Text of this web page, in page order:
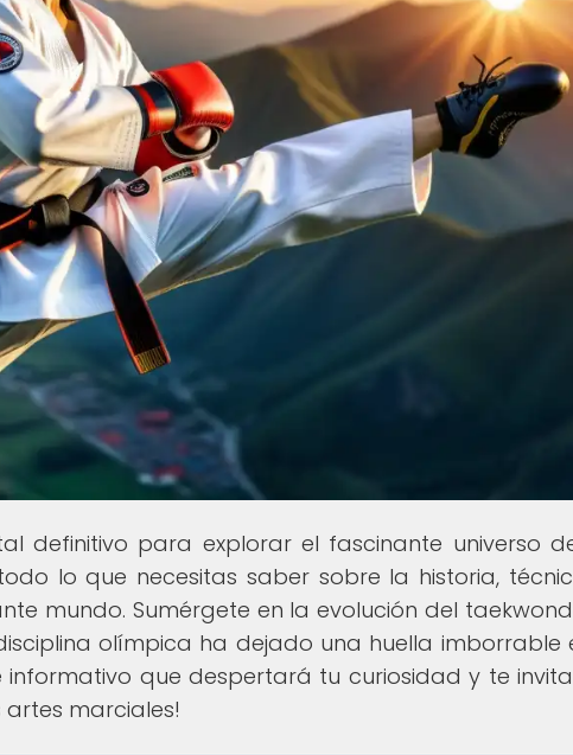
definitivo para explorar el fascinante universo
lo que necesitas saber sobre la historia,
mundo. Sumérgete en la evolución del
olímpica ha dejado una huella imborrable
informativo que despertará tu curiosidad y te
marciales!